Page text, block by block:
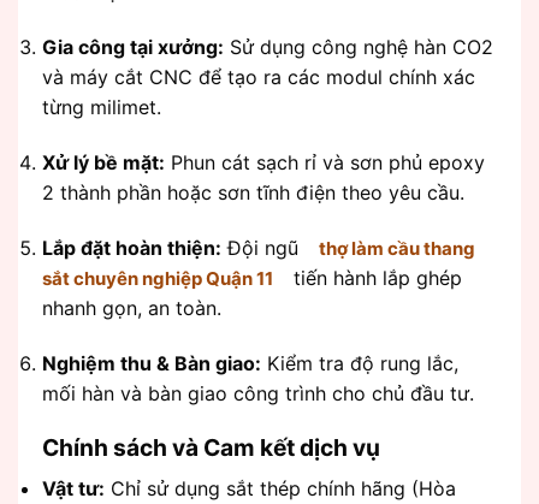
Gia công tại xưởng: Sử dụng công nghệ hàn CO2
và máy cắt CNC để tạo ra các modul chính xác
từng milimet.
Xử lý bề mặt: Phun cát sạch rỉ và sơn phủ epoxy
2 thành phần hoặc sơn tĩnh điện theo yêu cầu.
Lắp đặt hoàn thiện: Đội ngũ
thợ làm cầu thang
sắt chuyên nghiệp Quận 11
tiến hành lắp ghép
nhanh gọn, an toàn.
Nghiệm thu & Bàn giao: Kiểm tra độ rung lắc,
mối hàn và bàn giao công trình cho chủ đầu tư.
Chính sách và Cam kết dịch vụ
Vật tư: Chỉ sử dụng sắt thép chính hãng (Hòa